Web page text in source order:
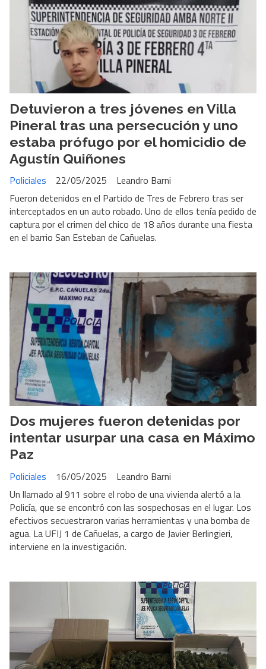
Detuvieron a tres jóvenes en Villa
Pineral tras una persecución y uno
estaba prófugo por el homicidio de
Agustín Quiñones
Leandro Barni
Policiales
22/05/2025
Fueron detenidos en el Partido de Tres de Febrero tras ser
interceptados en un auto robado. Uno de ellos tenía pedido de
captura por el crimen del chico de 18 años durante una fiesta
en el barrio San Esteban de Cañuelas.
Dos mujeres fueron detenidas por
intentar usurpar una casa en Máximo
Paz
Leandro Barni
Policiales
16/05/2025
Un llamado al 911 sobre el robo de una vivienda alertó a la
Policía, que se encontró con las sospechosas en el lugar. Los
efectivos secuestraron varias herramientas y una bomba de
agua. La UFIJ 1 de Cañuelas, a cargo de Javier Berlingieri,
interviene en la investigación.